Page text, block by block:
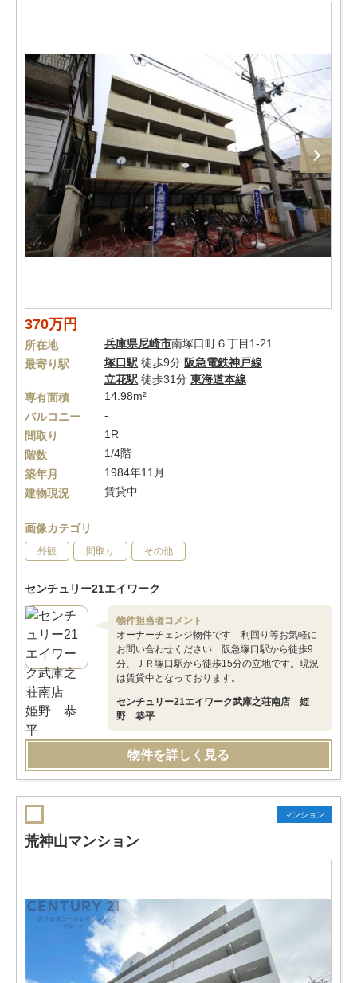
370万円
所在地 兵庫県尼崎市南塚口町６丁目1-21
最寄り駅
塚口駅 徒歩9分 阪急電鉄神戸線
立花駅 徒歩31分 東海道本線
専有面積
14.98m²
バルコニー
-
間取り
1R
階数
1/4階
築年月
1984年11月
建物現況
賃貸中
画像カテゴリ
外観 間取り その他
センチュリー21エイワーク
物件担当者コメント
オーナーチェンジ物件です 利回り等お気軽に
お問い合わせください 阪急塚口駅から徒歩9
分、ＪＲ塚口駅から徒歩15分の立地です。現況
は賃貸中となっております。
センチュリー21エイワーク武庫之荘南店 姫
野 恭平
物件を詳しく見る
マンション
荒神山マンション